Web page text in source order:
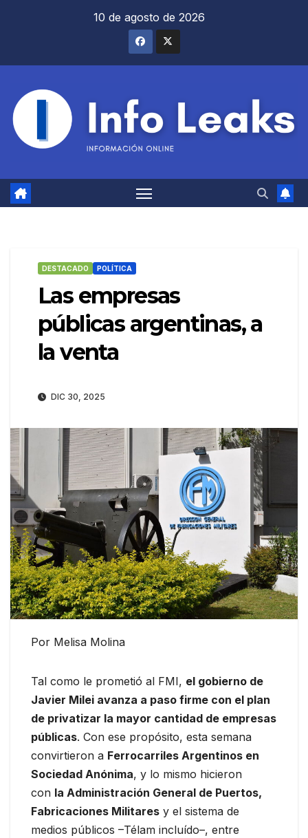
10 de agosto de 2026
DESTACADO POLÍTICA
Las empresas
públicas argentinas, a
la venta
DIC 30, 2025
Por Melisa Molina
Tal como le prometió al FMI, el gobierno de
Javier Milei avanza a paso firme con el plan
de privatizar la mayor cantidad de empresas
públicas. Con ese propósito, esta semana
convirtieron a Ferrocarriles Argentinos en
Sociedad Anónima, y lo mismo hicieron
con la Administración General de Puertos,
Fabricaciones Militares y el sistema de
medios públicos –Télam incluído–, entre